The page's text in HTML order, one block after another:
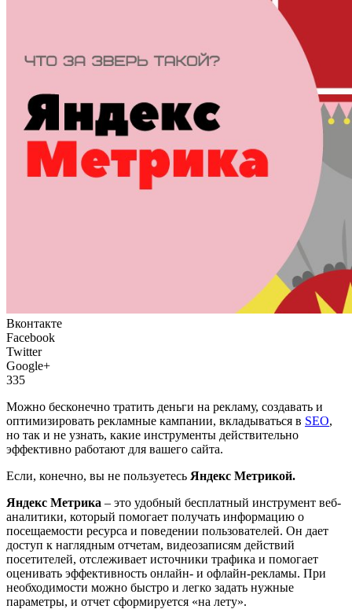
Вконтакте
Facebook
Twitter
Google+
335
Можно бесконечно тратить деньги на рекламу, создавать и
оптимизировать рекламные кампании, вкладываться в SEO,
но так и не узнать, какие инструменты действительно
эффективно работают для вашего сайта.
Если, конечно, вы не пользуетесь Яндекс Метрикой.
Яндекс Метрика – это удобный бесплатный инструмент веб-
аналитики, который помогает получать информацию о
посещаемости ресурса и поведении пользователей. Он дает
доступ к наглядным отчетам, видеозаписям действий
посетителей, отслеживает источники трафика и помогает
оценивать эффективность онлайн- и офлайн-рекламы. При
необходимости можно быстро и легко задать нужные
параметры, и отчет сформируется «на лету».